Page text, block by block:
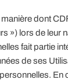
dont
») lors de leur
fait partie
de ses